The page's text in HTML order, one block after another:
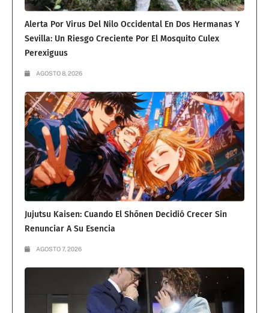
Alerta Por Virus Del Nilo Occidental En Dos Hermanas Y
Sevilla: Un Riesgo Creciente Por El Mosquito Culex
Perexiguus
AGOSTO 8, 2026
Jujutsu Kaisen: Cuando El Shōnen Decidió Crecer Sin
Renunciar A Su Esencia
AGOSTO 7, 2026